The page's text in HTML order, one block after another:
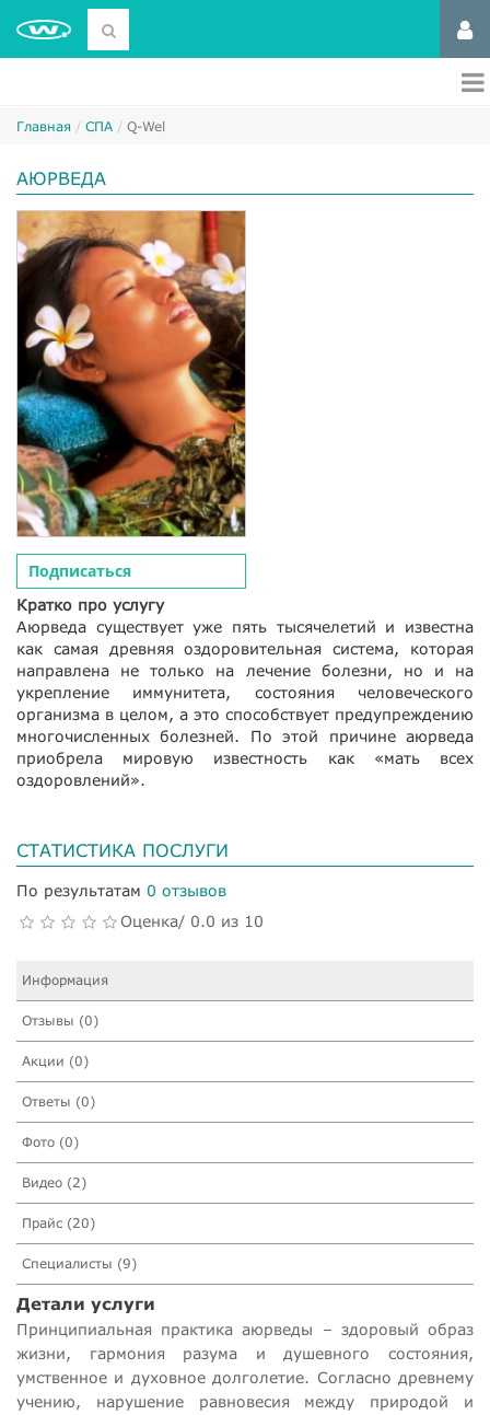
Главная СПА Q-Wel
АЮРВЕДА
Подписаться
Кратко про услугу
Аюрведа существует уже пять тысячелетий и известна
как самая древняя оздоровительная система, которая
направлена не только на лечение болезни, но и на
укрепление иммунитета, состояния человеческого
организма в целом, а это способствует предупреждению
многочисленных болезней. По этой причине аюрведа
приобрела мировую известность как «мать всех
оздоровлений».
СТАТИСТИКА ПОСЛУГИ
По результатам 0 отзывов
Оценка/ 0.0 из 10
Информация
Отзывы (0)
Акции (0)
Ответы (0)
Фото (0)
Видео (2)
Прайс (20)
Специалисты (9)
Детали услуги
Принципиальная практика аюрведы – здоровый образ
жизни, гармония разума и душевного состояния,
умственное и духовное долголетие. Согласно древнему
учению, нарушение равновесия между природой и